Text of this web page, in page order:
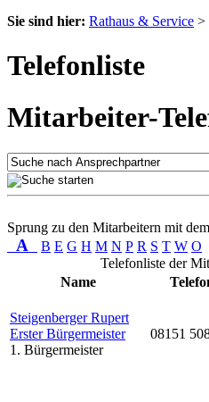
Sie sind hier: Rathaus & Service >
Telefonliste
Mitarbeiter-
Sprung zu den Mitarbeitern mit
A B E G H M N P R S T W O
Telefonliste der
Name
Steigenberger Rupert
Erster Bürgermeister
1. Bürgermeister
08151